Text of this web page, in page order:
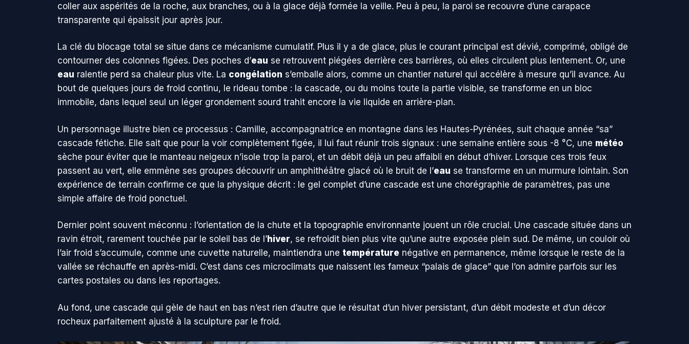
coller aux aspérités de la roche, aux branches, ou à la glace déjà formée la veille. Peu à peu, la paroi se recouvre d’une carapace
transparente qui épaissit jour après jour.
La clé du blocage total se situe dans ce mécanisme cumulatif. Plus il y a de glace, plus le courant principal est dévié, comprimé, obligé de
contourner des colonnes figées. Des poches d’eau se retrouvent piégées derrière ces barrières, où elles circulent plus lentement. Or, une
eau ralentie perd sa chaleur plus vite. La congélation s’emballe alors, comme un chantier naturel qui accélère à mesure qu’il avance. Au
bout de quelques jours de froid continu, le rideau tombe : la cascade, ou du moins toute la partie visible, se transforme en un bloc
immobile, dans lequel seul un léger grondement sourd trahit encore la vie liquide en arrière-plan.
Un personnage illustre bien ce processus : Camille, accompagnatrice en montagne dans les Hautes-Pyrénées, suit chaque année “sa”
cascade fétiche. Elle sait que pour la voir complètement figée, il lui faut réunir trois signaux : une semaine entière sous -8 °C, une météo
sèche pour éviter que le manteau neigeux n’isole trop la paroi, et un débit déjà un peu affaibli en début d’hiver. Lorsque ces trois feux
passent au vert, elle emmène ses groupes découvrir un amphithéâtre glacé où le bruit de l’eau se transforme en un murmure lointain. Son
expérience de terrain confirme ce que la physique décrit : le gel complet d’une cascade est une chorégraphie de paramètres, pas une
simple affaire de froid ponctuel.
Dernier point souvent méconnu : l’orientation de la chute et la topographie environnante jouent un rôle crucial. Une cascade située dans un
ravin étroit, rarement touchée par le soleil bas de l’ hiver, se refroidit bien plus vite qu’une autre exposée plein sud. De même, un couloir où
l’air froid s’accumule, comme une cuvette naturelle, maintiendra une température négative en permanence, même lorsque le reste de la
vallée se réchauffe en après-midi. C’est dans ces microclimats que naissent les fameux “palais de glace” que l’on admire parfois sur les
cartes postales ou dans les reportages.
Au fond, une cascade qui gèle de haut en bas n’est rien d’autre que le résultat d’un hiver persistant, d’un débit modeste et d’un décor
rocheux parfaitement ajusté à la sculpture par le froid.